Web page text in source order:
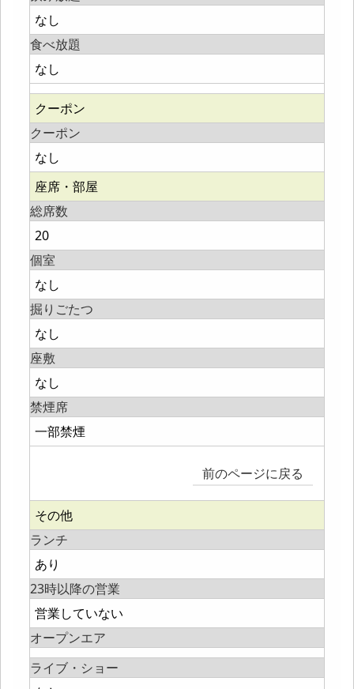
なし
食べ放題
なし
クーポン
クーポン
なし
座席・部屋
総席数
20
個室
なし
掘りごたつ
なし
座敷
なし
禁煙席
一部禁煙
前のページに戻る
その他
ランチ
あり
23時以降の営業
営業していない
オープンエア
ライブ・ショー